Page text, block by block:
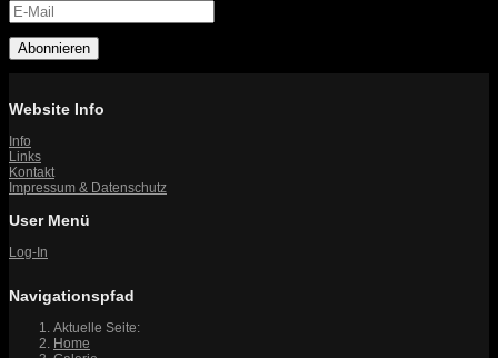
Abonnieren
Website Info
Info
Links
Kontakt
Impressum & Datenschutz
User Menü
Log-In
Navigationspfad
Aktuelle Seite:
Home